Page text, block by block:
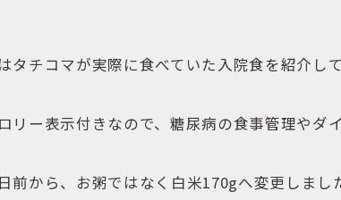
タチコマが実際に食べていた入院食を紹介して
リー表示付きなので、糖尿病の食事管理やダ
前から、お粥ではなく白米170gへ変更しま